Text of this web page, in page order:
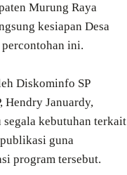
Murung Raya
kesiapan Desa
ini.
Diskominfo SP
Hendry Januardy,
segala kebutuhan terkait
guna
program tersebut.